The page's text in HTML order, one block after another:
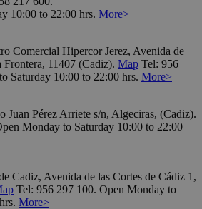
10:00 to 22:00 hrs. More>
Comercial Hipercor Jerez, Avenida de
Frontera, 11407 (Cadiz). Map Tel: 956
Saturday 10:00 to 22:00 hrs. More>
Juan Pérez Arriete s/n, Algeciras, (Cadiz).
Monday to Saturday 10:00 to 22:00
Cadiz, Avenida de las Cortes de Cádiz 1,
Tel: 956 297 100. Open Monday to
More>